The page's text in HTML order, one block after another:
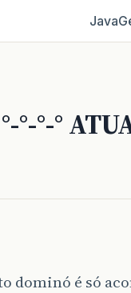
Java
°-°
dominó é só